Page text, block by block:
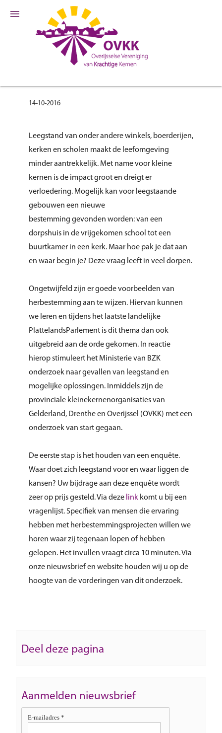
menu
14-10-2016
Leegstand van onder andere winkels, boerderijen,
kerken en scholen maakt de leefomgeving
minder aantrekkelijk. Met name voor kleine
kernen is de impact groot en dreigt er
verloedering. Mogelijk kan voor leegstaande
gebouwen een nieuwe
bestemming gevonden worden: van een
dorpshuis in de vrijgekomen school tot een
buurtkamer in een kerk. Maar hoe pak je dat aan
en waar begin je? Deze vraag leeft in veel dorpen.
Ongetwijfeld zijn er goede voorbeelden van
herbestemming aan te wijzen. Hiervan kunnen
we leren en tijdens het laatste landelijke
PlattelandsParlement is dit thema dan ook
uitgebreid aan de orde gekomen. In reactie
hierop stimuleert het Ministerie van BZK
onderzoek naar gevallen van leegstand en
mogelijke oplossingen. Inmiddels zijn de
provinciale kleinekernenorganisaties van
Gelderland, Drenthe en Overijssel (OVKK) met een
onderzoek van start gegaan.
De eerste stap is het houden van een enquête.
Waar doet zich leegstand voor en waar liggen de
kansen? Uw bijdrage aan deze enquête wordt
zeer op prijs gesteld. Via deze linkkomt u bij een
vragenlijst. Specifiek van mensen die ervaring
hebben met herbestemmingsprojecten willen we
horen waar zij tegenaan lopen of hebben
gelopen. Het invullen vraagt circa 10 minuten. Via
onze nieuwsbrief en website houden wij u op de
hoogte van de vorderingen van dit onderzoek.
Deel deze pagina
Aanmelden nieuwsbrief